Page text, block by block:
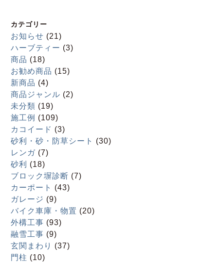
カテゴリー
お知らせ (21)
ハーブティー (3)
商品 (18)
お勧め商品 (15)
新商品 (4)
商品ジャンル (2)
未分類 (19)
施工例 (109)
カコイード (3)
砂利・砂・防草シート
(30)
レンガ (7)
砂利
(18)
ブロック塀診断 (7)
カーポート
(43)
ガレージ (9)
バイク車庫・物置 (20)
外構工事 (93)
融雪工事 (9)
玄関まわり
(37)
門柱 (10)